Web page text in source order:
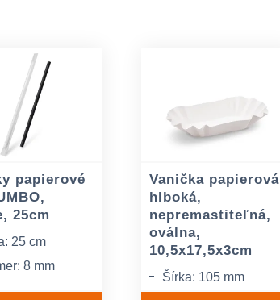
papierové
25cm
25 cm
8 mm
celulóza
Vanička papierová
hlboká,
nepremastiteľná,
oválna,
10,5x17,5x3cm
Šírka: 105 mm